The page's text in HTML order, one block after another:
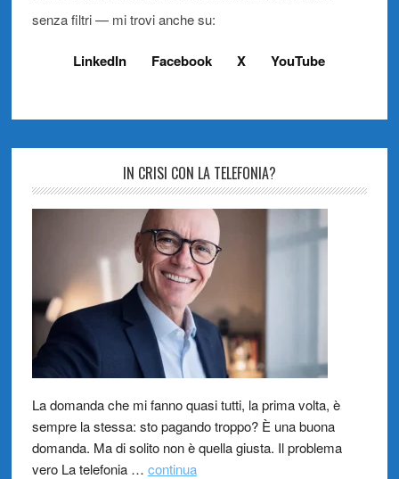
senza filtri — mi trovi anche su:
LinkedIn Facebook X YouTube
IN CRISI CON LA TELEFONIA?
La domanda che mi fanno quasi tutti, la prima volta, è
sempre la stessa: sto pagando troppo? È una buona
domanda. Ma di solito non è quella giusta. Il problema
vero La telefonia … continua